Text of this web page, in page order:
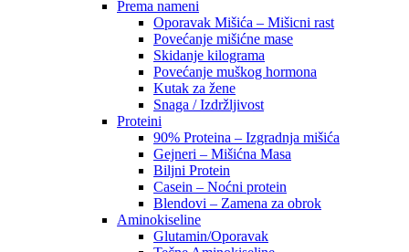
Prema nameni
Oporavak Mišića – Mišicni rast
Povećanje mišićne mase
Skidanje kilograma
Povećanje muškog hormona
Kutak za žene
Snaga / Izdržljivost
Proteini
90% Proteina – Izgradnja mišića
Gejneri – Mišićna Masa
Biljni Protein
Casein – Noćni protein
Blendovi – Zamena za obrok
Aminokiseline
Glutamin/Oporavak